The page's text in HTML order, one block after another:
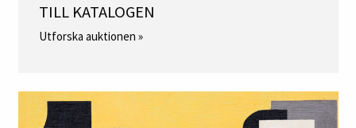
TILL KATALOGEN
Utforska auktionen »